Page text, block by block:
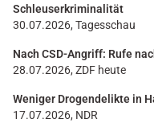
Schleuserkriminalität
30.07.2026, Tagesschau
Nach CSD-Angriff: Rufe
28.07.2026, ZDF heute
Weniger Drogendelikte in
17.07.2026, NDR